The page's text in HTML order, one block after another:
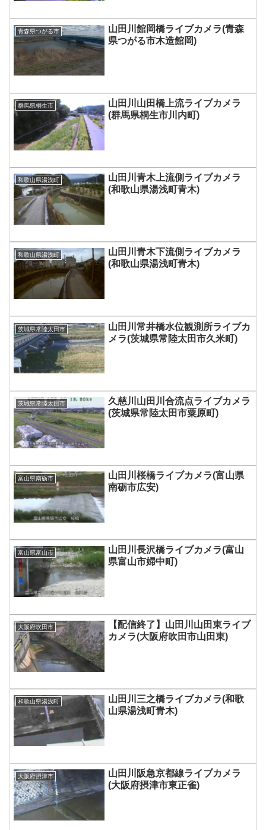
青森県つがる市
山田川館岡橋ライブカメラ(青森
県つがる市木造館岡)
群馬県桐生市
山田川山田橋上流ライブカメラ
(群馬県桐生市川内町)
和歌山県湯浅町
山田川青木上流側ライブカメラ
(和歌山県湯浅町青木)
和歌山県湯浅町
山田川青木下流側ライブカメラ
(和歌山県湯浅町青木)
茨城県常陸太田市
山田川常井橋水位観測所ライブカ
メラ(茨城県常陸太田市久米町)
茨城県常陸太田市
久慈川山田川合流点ライブカメラ
(茨城県常陸太田市粟原町)
富山県南砺市
山田川桜橋ライブカメラ(富山県
南砺市広安)
富山県富山市
山田川長沢橋ライブカメラ(富山
県富山市婦中町)
大阪府吹田市
【配信終了】山田川山田東ライブ
カメラ(大阪府吹田市山田東)
和歌山県湯浅町
山田川三之橋ライブカメラ(和歌
山県湯浅町青木)
大阪府摂津市
山田川阪急京都線ライブカメラ
(大阪府摂津市東正雀)